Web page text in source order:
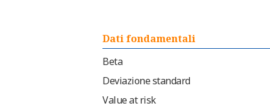
Dati fondamentali
Beta
Deviazione standard
Value at risk